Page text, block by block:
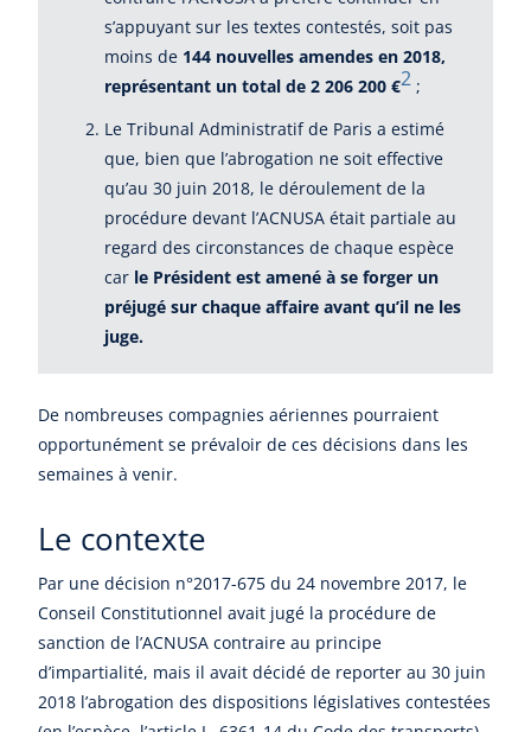
s’appuyant sur les textes contestés, soit pas
moins de 144 nouvelles amendes en 2018,
représentant un total de 2 206 200 €2 ;
Le Tribunal Administratif de Paris a estimé
que, bien que l’abrogation ne soit effective
qu’au 30 juin 2018, le déroulement de la
procédure devant l’ACNUSA était partiale au
regard des circonstances de chaque espèce
car le Président est amené à se forger un
préjugé sur chaque affaire avant qu’il ne les
juge.
De nombreuses compagnies aériennes pourraient
opportunément se prévaloir de ces décisions dans les
semaines à venir.
Le contexte
Par une décision n°2017-675 du 24 novembre 2017, le
Conseil Constitutionnel avait jugé la procédure de
sanction de l’ACNUSA contraire au principe
d’impartialité, mais il avait décidé de reporter au 30 juin
2018 l’abrogation des dispositions législatives contestées